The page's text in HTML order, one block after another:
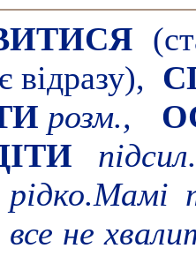
відразу),
розм.,
рідко.Мамі
не